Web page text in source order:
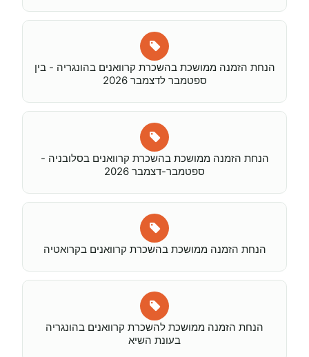
הנחת הזמנה ממושכת בהשכרת קרוואנים בהונגריה - בין
ספטמבר לדצמבר 2026
הנחת הזמנה ממושכת בהשכרת קרוואנים בסלובניה -
ספטמבר-דצמבר 2026
הנחת הזמנה ממושכת בהשכרת קרוואנים בקרואטיה
הנחת הזמנה ממושכת להשכרת קרוואנים בהונגריה
בעונת השיא